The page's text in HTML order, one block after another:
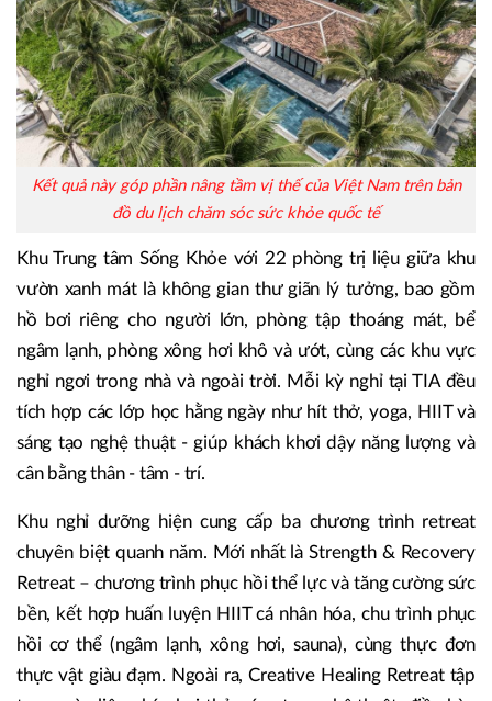
Kết quả này góp phần nâng tầm vị thế của Việt Nam trên bản
đồ du lịch chăm sóc sức khỏe quốc tế
Khu Trung tâm Sống Khỏe với 22 phòng trị liệu giữa khu
vườn xanh mát là không gian thư giãn lý tưởng, bao gồm
hồ bơi riêng cho người lớn, phòng tập thoáng mát, bể
ngâm lạnh, phòng xông hơi khô và ướt, cùng các khu vực
nghỉ ngơi trong nhà và ngoài trời. Mỗi kỳ nghỉ tại TIA đều
tích hợp các lớp học hằng ngày như hít thở, yoga, HIIT và
sáng tạo nghệ thuật - giúp khách khơi dậy năng lượng và
cân bằng thân - tâm - trí.
Khu nghỉ dưỡng hiện cung cấp ba chương trình retreat
chuyên biệt quanh năm. Mới nhất là Strength & Recovery
Retreat – chương trình phục hồi thể lực và tăng cường sức
bền, kết hợp huấn luyện HIIT cá nhân hóa, chu trình phục
hồi cơ thể (ngâm lạnh, xông hơi, sauna), cùng thực đơn
thực vật giàu đạm. Ngoài ra, Creative Healing Retreat tập